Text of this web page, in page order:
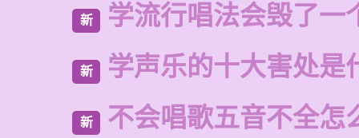
新 学流行唱法会毁了一
新 学声乐的十大害处是
新 不会唱歌五音不全怎